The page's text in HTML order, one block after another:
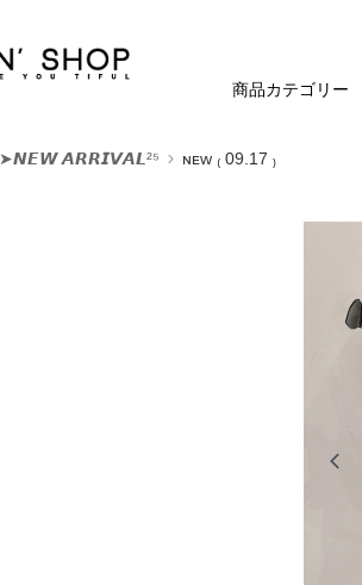
商品カテゴリー
➤𝙉𝙀𝙒 𝘼𝙍𝙍𝙄𝙑𝘼𝙇²⁵ ɴᴇᴡ ₍ 09.17 ₎